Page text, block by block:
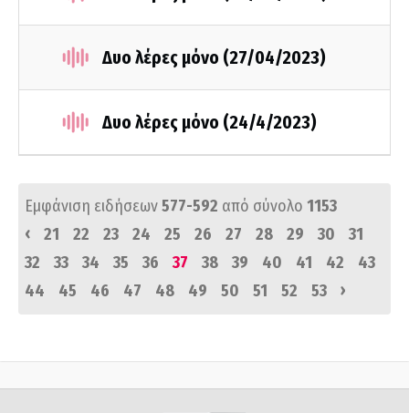
Δυο λέρες μόνο (27/04/2023)
Δυο λέρες μόνο (24/4/2023)
Εμφάνιση ειδήσεων577-592 από σύνολο 1153
‹
21 22 23 24 25 26 27 28 29 30
31
32
33 34 35 36 37 38 39 40 41 42
43
44
45 46 47 48 49 50 51 52 53 ›